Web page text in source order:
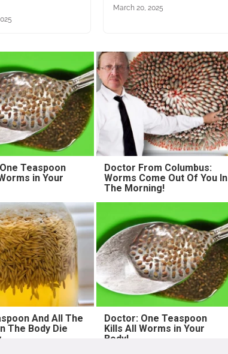
March 20, 2025
Teaspoon
in Your
Doctor From Columbus:
Worms Come Out Of You In
The Morning!
And All The
The Body Die
Doctor: One Teaspoon
Kills All Worms in Your
Body!